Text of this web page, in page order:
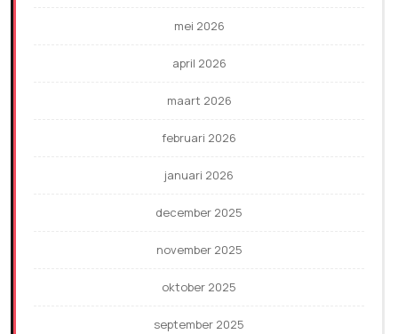
mei 2026
april 2026
maart 2026
februari 2026
januari 2026
december 2025
november 2025
oktober 2025
september 2025